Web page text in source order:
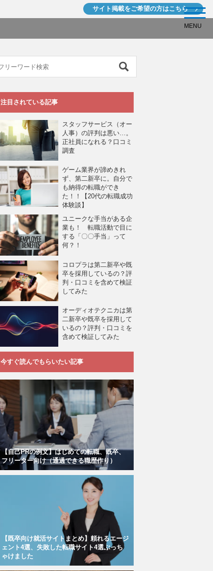
サイト掲載をご希望の方はこちら
MENU
注目されている記事
スタッフサービス（オー
人事）の評判は悪い…。
正社員になれる？口コミ
調査
ゲーム業界が諦めきれ
ず、第二新卒に。自分で
も納得の転職ができ
た！！【20代の転職成功
体験談】
ユニークな手当がある企
業も！ 転職活動で目に
する「〇〇手当」って
何？！
コロプラは第二新卒や既
卒を採用しているの？評
判・口コミを含めて検証
してみた
オーディオテクニカは第
二新卒や既卒を採用して
いるの？評判・口コミを
含めて検証してみた
今すぐ読んでもらいたい記事
【自己PRの例文】はじめての転職、既卒、
フリーター向け（通過できる職歴作り）
【既卒向け就活サイトまとめ】頼れるエージ
ェント4選、失敗した転職サイト4選ぶっち
ゃけました